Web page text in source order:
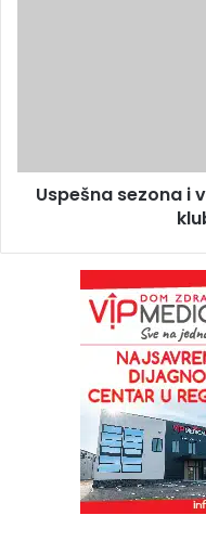
Uspešna sezona i